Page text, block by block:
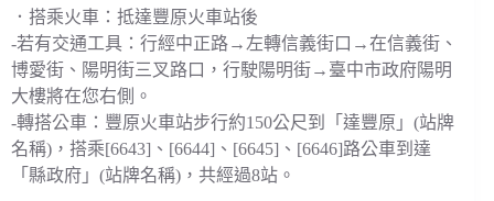
．搭乘火車：抵達豐原火車站後
-若有交通工具：行經中正路→左轉信義街口→在信義街、
博愛街、陽明街三叉路口，行駛陽明街→臺中市政府陽明
大樓將在您右側。
-轉搭公車：豐原火車站步行約150公尺到「達豐原」(站牌
名稱)，搭乘[6643]、[6644]、[6645]、[6646]路公車到達
「縣政府」(站牌名稱)，共經過8站。